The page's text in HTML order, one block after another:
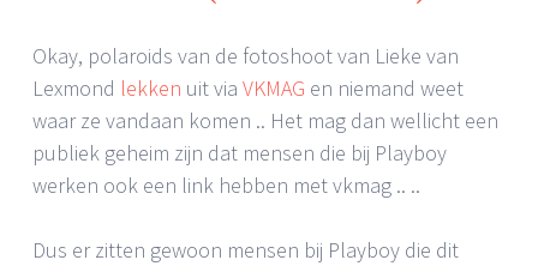
Okay, polaroids van de fotoshoot van Lieke van
Lexmond lekken uit via VKMAG en niemand weet
waar ze vandaan komen .. Het mag dan wellicht een
publiek geheim zijn dat mensen die bij Playboy
werken ook een link hebben met vkmag .. ..
Dus er zitten gewoon mensen bij Playboy die dit